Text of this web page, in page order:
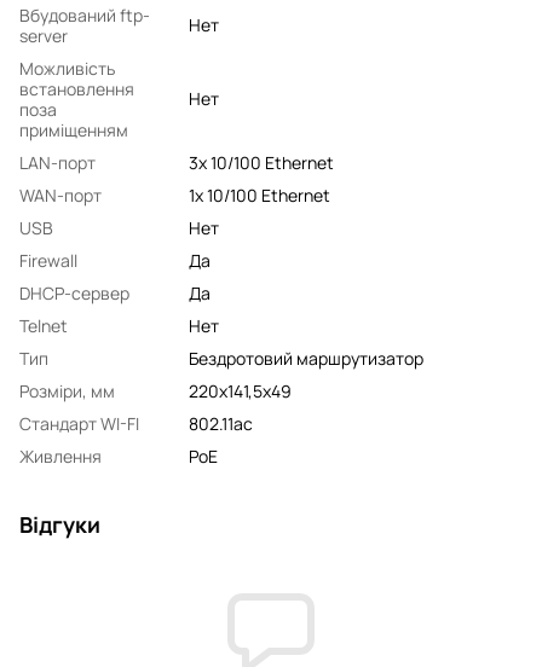
Вбудований ftp-
server
Нет
Можливість
встановлення
поза
приміщенням
Нет
LAN-порт
3x 10/100 Ethernet
WAN-порт
1x 10/100 Ethernet
USB
Нет
Firewall
Да
DHCP-сервер
Да
Telnet
Нет
Тип
Бездротовий маршрутизатор
Розміри, мм
220х141,5х49
Стандарт WI-FI
802.11ac
Живлення
PoE
Відгуки